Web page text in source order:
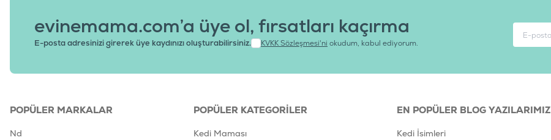
evinemama.com’a üye ol, fırsatları kaçırma
E-posta adresinizi girerek üye kaydınızı oluşturabilirsiniz. KVKK Sözleşmesi'ni okudum, kabul ediyorum.
POPÜLER MARKALAR
Nd
POPÜLER KATEGORILER
Kedi Maması
EN POPÜLER BLOG YAZILARIMIZ
Kedi İsimleri